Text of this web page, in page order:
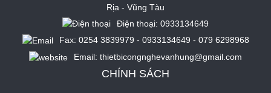
Rịa - Vũng Tàu
Điện thoại: 0933134649
Fax: 0254 3839979 - 0933134649 - 079 6298968
Email: thietbicongnghevanhung@gmail.com
CHÍNH SÁCH